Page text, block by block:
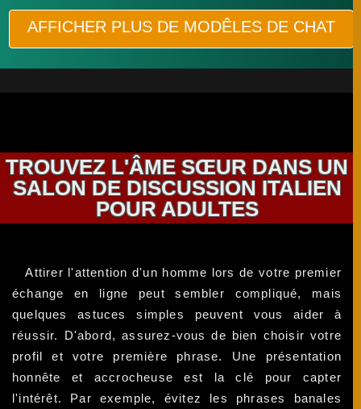
AFFICHER PLUS DE MODÊLES DE CHAT
TROUVEZ L'ÂME SŒUR DANS UN
SALON DE DISCUSSION ITALIEN
POUR ADULTES
Attirer l'attention d'un homme lors de votre premier
échange en ligne peut sembler compliqué, mais
quelques astuces simples peuvent vous aider à
réussir. D'abord, assurez-vous de bien choisir votre
profil et votre première phrase. Une présentation
honnête et accrocheuse est la clé pour capter
l'intérêt. Par exemple, évitez les phrases banales